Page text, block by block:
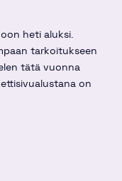
heti aluksi.
tarkoitukseen
tätä vuonna
on